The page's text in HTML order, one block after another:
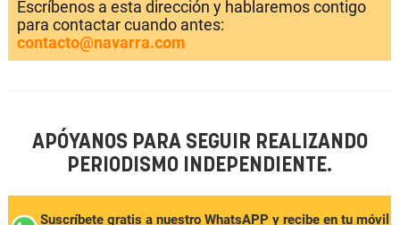
Escríbenos a esta dirección y hablaremos contigo
para contactar cuando antes:
contacto@navarra.com
APÓYANOS PARA SEGUIR REALIZANDO
PERIODISMO INDEPENDIENTE.
Suscríbete gratis a nuestro WhatsAPP y recibe en tu móvil